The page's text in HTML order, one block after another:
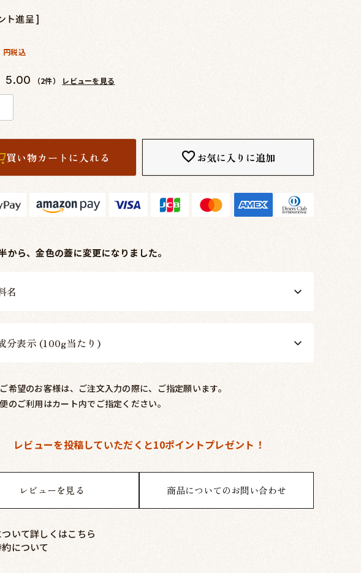
ト進呈 ]
税込
5.00 （2件） レビューを見る
お気に入りに追加
買い物カートに入れる
ら、金色の蓋に変更になりました。
名
分表示 (100g当たり)
希望のお客様は、ご注文入力の際に、ご指定願います。
のご利用はカート内でご指定ください。
レビューを投稿していただくと10ポイントプレゼント！
レビューを見る 商品についてのお問い合わせ
ついて詳しくはこちら
約について